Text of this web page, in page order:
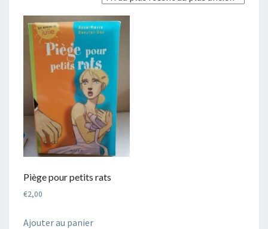
Piège pour petits rats
€2,00
Ajouter au panier